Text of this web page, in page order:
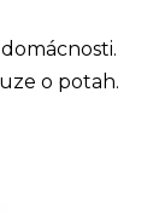
o potah.